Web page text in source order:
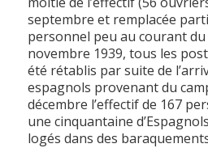
septembre et remplacée
personnel peu au courant du
novembre 1939, tous les
été rétablis par suite de
espagnols provenant du
décembre l’effectif de 167
une cinquantaine
logés dans des